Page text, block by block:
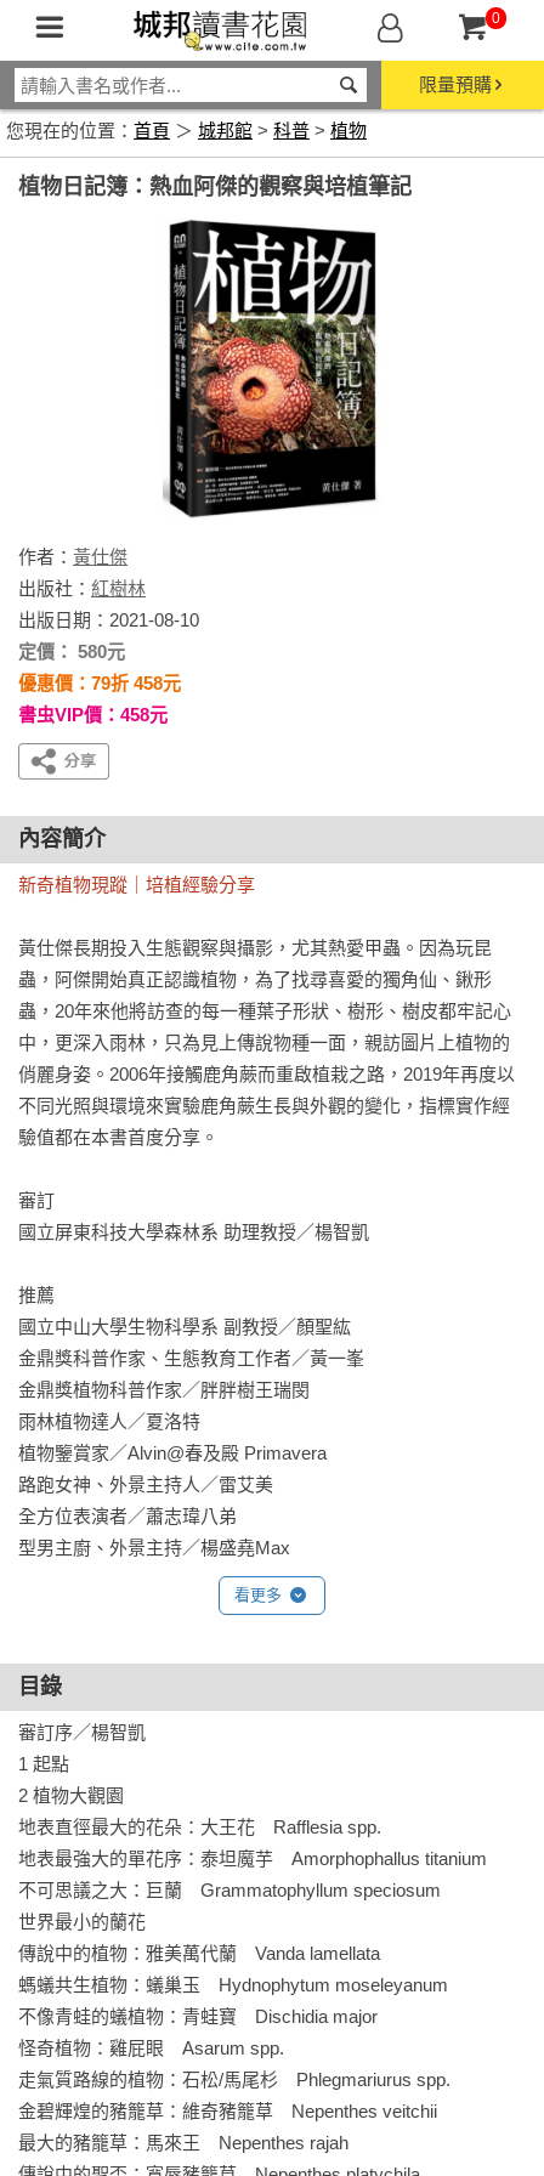
0
限量預購
您現在的位置： 首頁 ＞ 城邦館 > 科普 > 植物
植物日記簿：熱血阿傑的觀察與培植筆記
作者： 黃仕傑
出版社： 紅樹林
出版日期：2021-08-10
定價： 580元
優惠價：79折 458元
書虫VIP價：458元
內容簡介
新奇植物現蹤｜培植經驗分享
黃仕傑長期投入生態觀察與攝影，尤其熱愛甲蟲。因為玩昆
蟲，阿傑開始真正認識植物，為了找尋喜愛的獨角仙、鍬形
蟲，20年來他將訪查的每一種葉子形狀、樹形、樹皮都牢記心
中，更深入雨林，只為見上傳說物種一面，親訪圖片上植物的
俏麗身姿。2006年接觸鹿角蕨而重啟植栽之路，2019年再度以
不同光照與環境來實驗鹿角蕨生長與外觀的變化，指標實作經
驗值都在本書首度分享。
審訂
國立屏東科技大學森林系 助理教授／楊智凱
推薦
國立中山大學生物科學系 副教授／顏聖紘
金鼎獎科普作家、生態教育工作者／黃一峯
金鼎獎植物科普作家／胖胖樹王瑞閔
雨林植物達人／夏洛特
植物鑒賞家／Alvin@春及殿 Primavera
路跑女神、外景主持人／雷艾美
全方位表演者／蕭志瑋八弟
型男主廚、外景主持／楊盛堯Max
看更多
目錄
審訂序／楊智凱
1 起點
2 植物大觀園
地表直徑最大的花朵：大王花　Rafflesia spp.
地表最強大的單花序：泰坦魔芋　Amorphophallus titanium
不可思議之大：巨蘭　Grammatophyllum speciosum
世界最小的蘭花
傳說中的植物：雅美萬代蘭　Vanda lamellata
螞蟻共生植物：蟻巢玉　Hydnophytum moseleyanum
不像青蛙的蟻植物：青蛙寶　Dischidia major
怪奇植物：雞屁眼　Asarum spp.
走氣質路線的植物：石松/馬尾杉　Phlegmariurus spp.
金碧輝煌的豬籠草：維奇豬籠草　Nepenthes veitchii
最大的豬籠草：馬來王　Nepenthes rajah